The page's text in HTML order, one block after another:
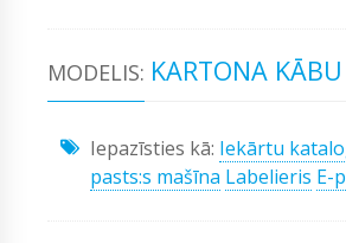
MODELIS: KARTONA
Iepazīsties kā: Iekārtu
pasts:s mašīna Labelieris E-